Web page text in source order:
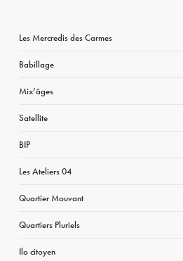
Les Mercredis des Carmes
Babillage
Mix’âges
Satellite
BIP
Les Ateliers 04
Quartier Mouvant
Quartiers Pluriels
Ilo citoyen